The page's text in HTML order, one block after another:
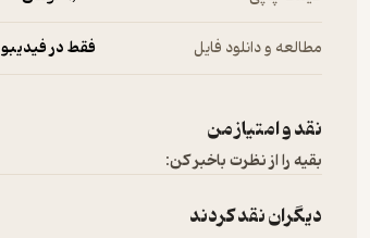
مطالعه و دانلود فایل فقط در فیدیبو
نقد و امتیاز من
بقیه را از نظرت باخبر کن:
دیگران نقد کردند